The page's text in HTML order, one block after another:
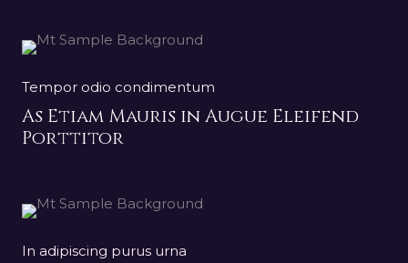
Tempor odio condimentum
As Etiam Mauris in Augue Eleifend
Porttitor
In adipiscing purus urna